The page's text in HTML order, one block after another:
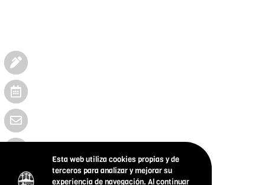
Esta web utiliza cookies propias y de
terceros para analizar y mejorar su
experiencia de navegación. Al continuar